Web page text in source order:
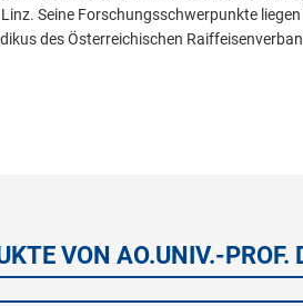
Seine Forschungsschwerpunkte
des Österreichischen
VON AO.UNIV.-PROF.